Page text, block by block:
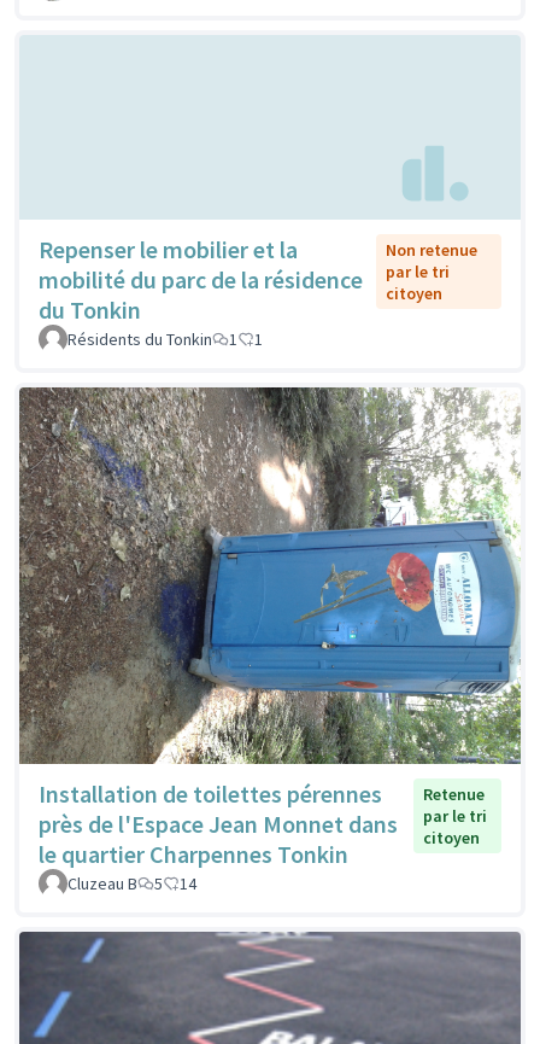
Repenser le mobilier et la
mobilité du parc de la résidence
du Tonkin
Non retenue
par le tri
citoyen
Résidents du Tonkin 1 1
Installation de toilettes pérennes
près de l'Espace Jean Monnet dans
le quartier Charpennes Tonkin
Retenue
par le tri
citoyen
Cluzeau B 5 14